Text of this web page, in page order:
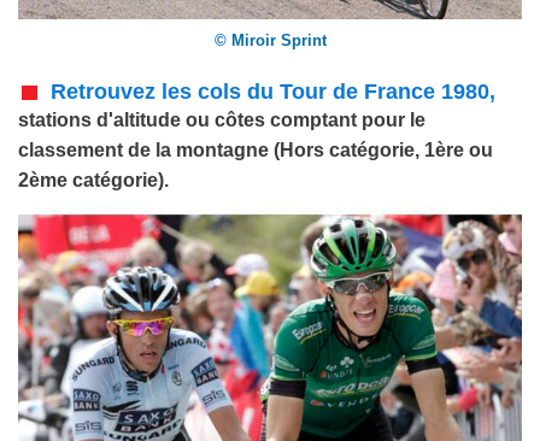
© Miroir Sprint
Retrouvez les cols du Tour de France 1980,
stations d'altitude ou côtes comptant pour le
classement de la montagne (Hors catégorie, 1ère ou
2ème catégorie).